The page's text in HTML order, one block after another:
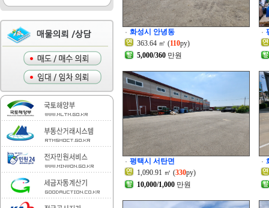
화성시 안녕동
363.64 ㎡ (110py)
5,000/360 만원
평택시 서탄면
1,090.91 ㎡ (330py)
10,000/1,000 만원